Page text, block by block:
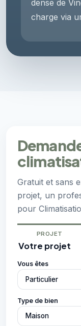
dense de
charge via
Gratuit et sans
projet, un
pour
PROJET
Votre projet
Vous êtes
Type de bien